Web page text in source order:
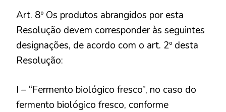
Art. 8º Os produtos abrangidos por esta
Resolução devem corresponder às seguintes
designações, de acordo com o art. 2º desta
Resolução:
I – “Fermento biológico fresco”, no caso do
fermento biológico fresco, conforme